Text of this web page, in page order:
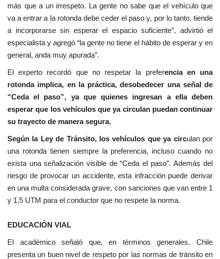
más que a un irrespeto. La gente no sabe que el vehículo que
va a entrar a la rotonda debe ceder el paso y, por lo tanto, tiende
a incorporarse sin esperar el espacio suficiente”, advirtió el
especialista y agregó “la gente no tiene el hábito de esperar y en
general, anda muy apurada”.
El experto recordó que no respetar la preferencia en una
rotonda implica, en la práctica, desobedecer una señal de
“Ceda el paso”, ya que quienes ingresan a ella deben
esperar que los vehículos que ya circulan puedan continuar
su trayecto de manera segura.
Según la Ley de Tránsito, los vehículos que ya circulan por
una rotonda tienen siempre la preferencia, incluso cuando no
exista una señalización visible de “Ceda el paso”. Además del
riesgo de provocar un accidente, esta infracción puede derivar
en una multa considerada grave, con sanciones que van entre 1
y 1,5 UTM para el conductor que no respete la norma.
EDUCACIÓN VIAL
El académico señaló que, en términos generales, Chile
presenta un buen nivel de respeto por las normas de tránsito en